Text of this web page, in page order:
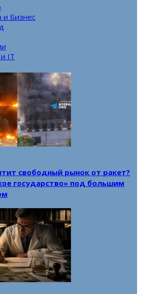
и Бизнес
IT
свободный рынок от ракет?
государство» под большим